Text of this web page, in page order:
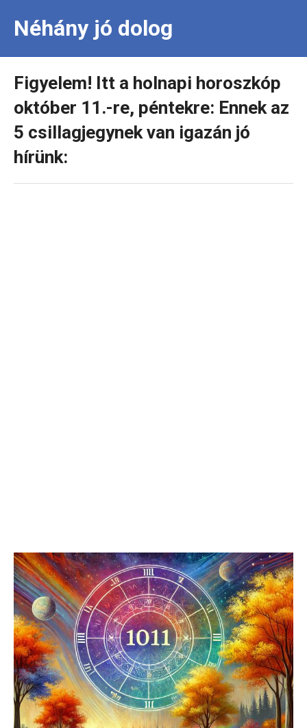
Néhány jó dolog
Figyelem! Itt a holnapi horoszkóp
október 11.-re, péntekre: Ennek az
5 csillagjegynek van igazán jó
hírünk: